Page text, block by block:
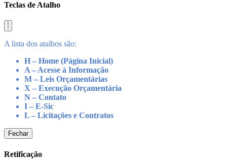
Teclas de Atalho
A lista dos atalhos são:
H – Home (Página Inicial)
A – Acesse à Informação
M – Leis Orçamentárias
X – Execução Orçamentária
N – Contato
I – E-Sic
L – Licitações e Contratos
Fechar
Retificação